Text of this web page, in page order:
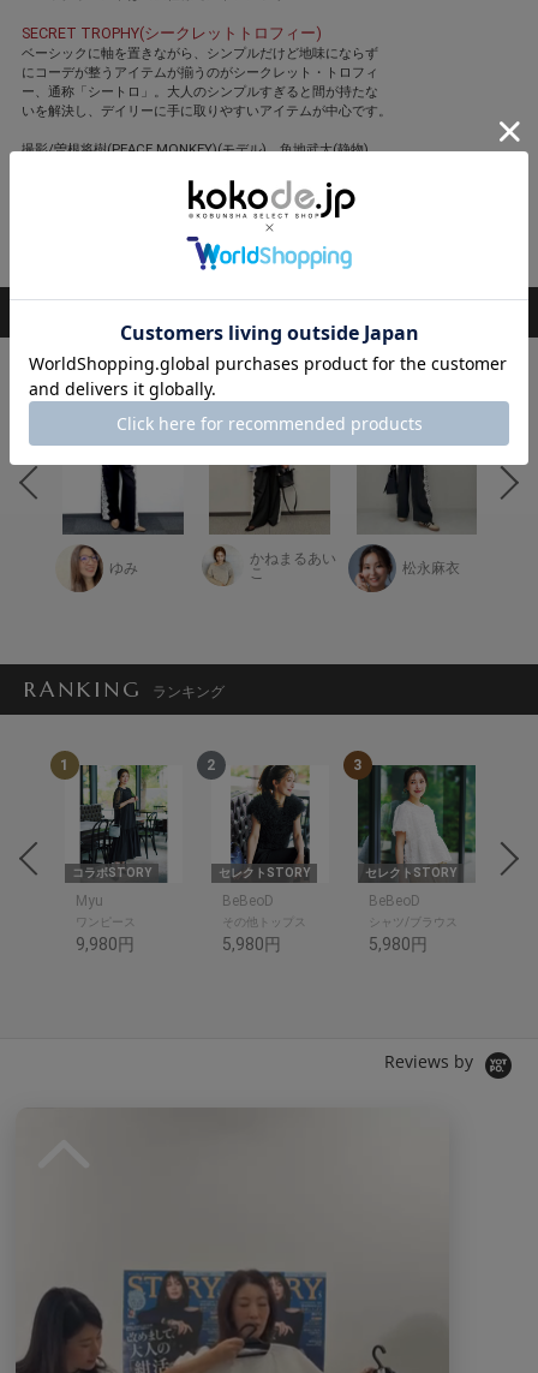
SECRET TROPHY(シークレットトロフィー)
ベーシックに軸を置きながら、シンプルだけど地味にならず
にコーデが整うアイテムが揃うのがシークレット・トロフィ
ー、通称「シートロ」。大人のシンプルすぎると間が持たな
いを解決し、デイリーに手に取りやすいアイテムが中心です。
撮影/曽根将樹(PEACE MONKEY)(モデル)、魚地武大(静物)
閉じる
ゆみ
かねまるあい
こ
松永麻衣
RANKING ランキング
1
コラボSTORY
Myu
ワンピース
9,980円
2
セレクトSTORY
BeBeoD
その他トップス
5,980円
3
セレクトSTORY
BeBeoD
シャツ/ブラウス
5,980円
Reviews by
n
g
現在、この商品の レビュー はありません。